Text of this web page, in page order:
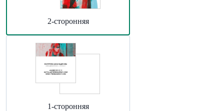
2-сторонняя
1-сторонняя